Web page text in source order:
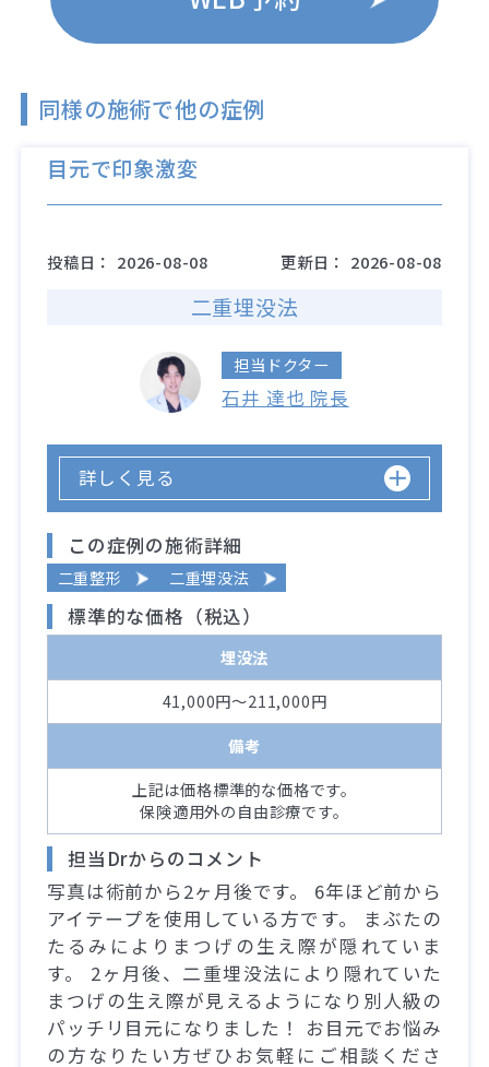
同様の施術で他の症例
目元で印象激変
投稿日： 2026-08-08 更新日： 2026-08-08
二重埋没法
担当ドクター
石井 達也 院長
詳しく見る
この症例の施術詳細
二重整形 二重埋没法
標準的な価格（税込）
埋没法
41,000円～211,000円
備考
上記は価格標準的な価格です。
保険適用外の自由診療です。
担当Drからのコメント
写真は術前から2ヶ月後です。 6年ほど前から
アイテープを使用している方です。 まぶたの
たるみによりまつげの生え際が隠れていま
す。 2ヶ月後、二重埋没法により隠れていた
まつげの生え際が見えるようになり別人級の
パッチリ目元になりました！ お目元でお悩み
の方なりたい方ぜひお気軽にご相談くださ